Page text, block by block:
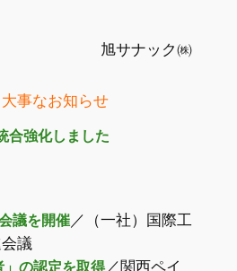
旭サナック㈱
大事なお知らせ
合強化しました
議を開催／（一社）国際工
議
」の認定を取得／関西ペイ